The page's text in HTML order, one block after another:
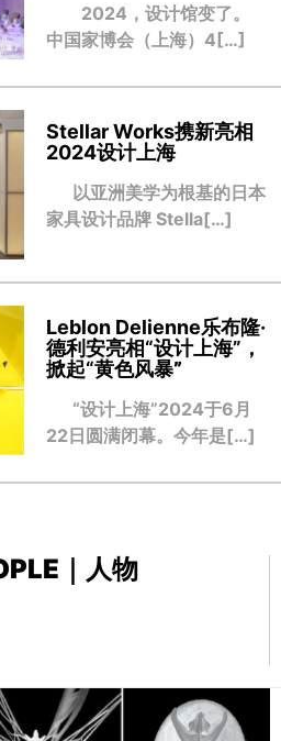
2024，设计馆变了。
中国家博会（上海）4[…]
Stellar Works携新亮相
2024设计上海
以亚洲美学为根基的日本
家具设计品牌 Stella[…]
Leblon Delienne乐布隆·
德利安亮相“设计上海”，
掀起“黄色风暴”
“设计上海”2024于6月
22日圆满闭幕。今年是[…]
｜人物